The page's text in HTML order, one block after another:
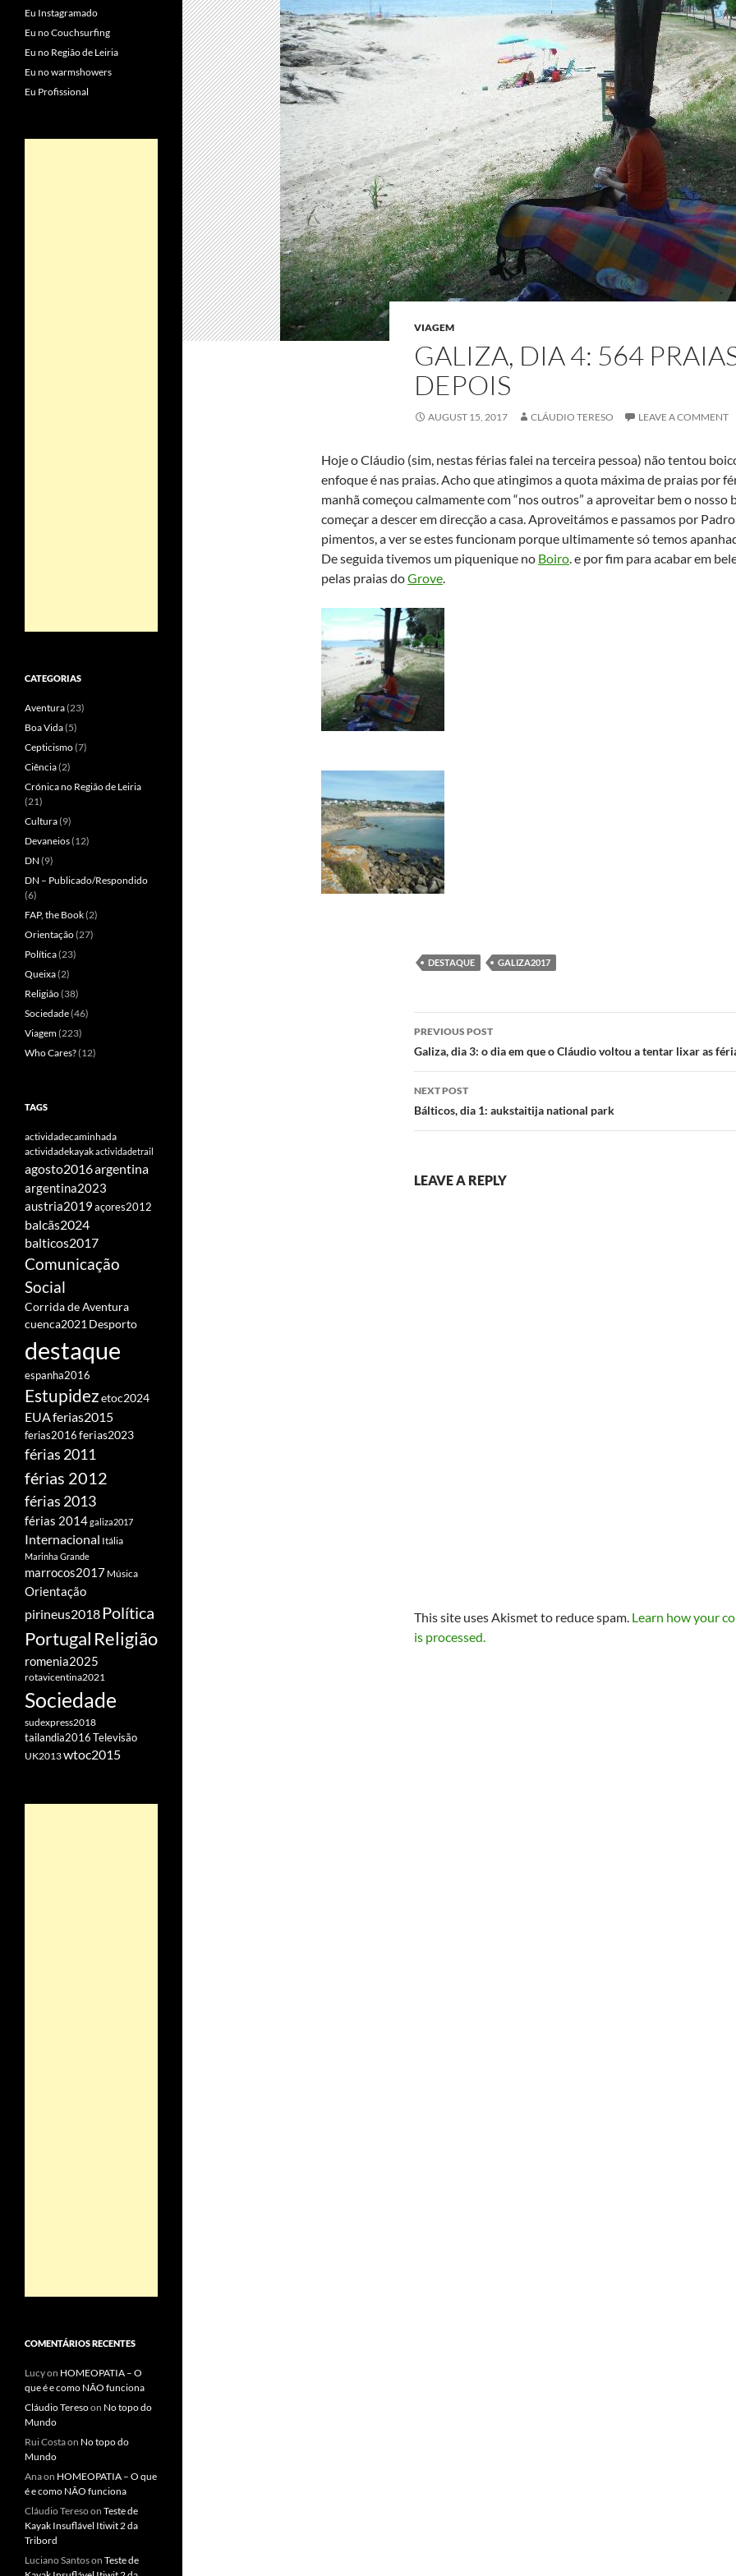
VIAGEM
GALIZA, DIA 4: 564
DEPOIS
AUGUST 15, 2017 CLÁUDIO TERESO LEAVE A COMMENT
Hoje o Cláudio (sim, nestas férias falei na terceira pessoa) não tentou
enfoque é nas praias. Acho que atingimos a quota máxima de praias por
manhã começou calmamente com “nos outros” a aproveitar bem o nosso
começar a descer em direcção a casa. Aproveitámos e passamos por
pimentos, a ver se estes funcionam porque ultimamente só temos
De seguida tivemos um piquenique no Boiro. e por fim para acabar em
pelas praias doGrove.
DESTAQUE GALIZA2017
Post
navigation
PREVIOUS POST
Galiza, dia 3: o dia em que o Cláudio voltou a tentar lixar as
NEXT POST
Bálticos, dia 1: aukstaitija national park
LEAVE A REPLY
This site uses Akismet to reduce spam. Learn how your
is processed.
Eu Instagramado
Eu no Couchsurfing
Eu no Região de Leiria
Eu no warmshowers
Eu Profissional
CATEGORIAS
Aventura(23)
Boa Vida(5)
Cepticismo(7)
Ciência(2)
Crónica no Região de Leiria
(21)
Cultura(9)
Devaneios(12)
DN (9)
DN – Publicado/Respondido
(6)
FAP, the Book(2)
Orientação(27)
Política(23)
Queixa(2)
Religião(38)
Sociedade(46)
Viagem(223)
Who Cares?(12)
TAGS
actividadecaminhada
actividadekayakactividadetrail
agosto2016argentina
argentina2023
austria2019açores2012
balcãs2024
balticos2017
Comunicação
Social
Corrida de Aventura
cuenca2021 Desporto
destaque
espanha2016
Estupidezetoc2024
EUAferias2015
ferias2016ferias2023
férias 2011
férias 2012
férias 2013
férias 2014galiza2017
Internacional Itália
Marinha Grande
marrocos2017 Música
Orientação
pirineus2018 Política
Portugal Religião
romenia2025
rotavicentina2021
Sociedade
sudexpress2018
tailandia2016Televisão
UK2013wtoc2015
COMENTÁRIOS RECENTES
Lucyon HOMEOPATIA – O
que é e como NÃO funciona
Cláudio Teresoon No topo do
Mundo
Rui Costaon No topo do
Mundo
Anaon HOMEOPATIA – O que
é e como NÃO funciona
Cláudio Teresoon Teste de
Kayak Insuflável Itiwit 2 da
Tribord
Luciano Santoson Teste de